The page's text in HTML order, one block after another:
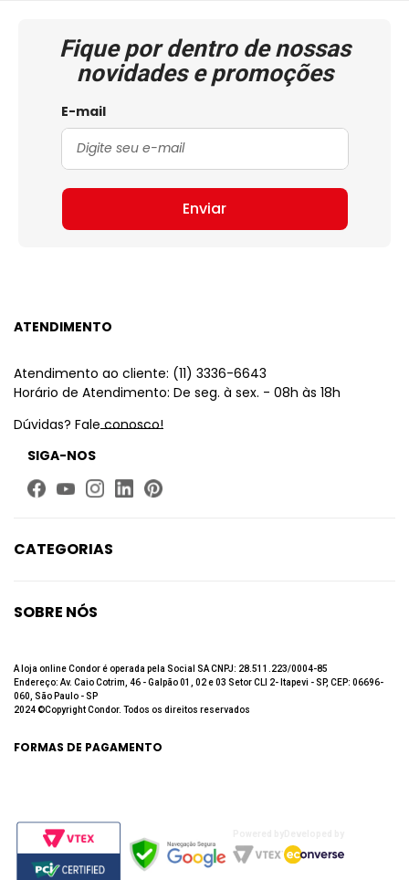
Fique por dentro de nossas
novidades e promoções
E-mail
Enviar
ATENDIMENTO
Atendimento ao cliente: (11) 3336-6643
Horário de Atendimento: De seg. à sex. - 08h às 18h
Dúvidas? Fale conosco!
SIGA-NOS
CATEGORIAS
Higiene Bucal
SOBRE NÓS
Fale Conosco
Trabalhe Conosco
Política de privacidade
Política de Troca e Devolução
A loja online Condor é operada pela Social SA CNPJ: 28.511.223/0004-85
Endereço: Av. Caio Cotrim, 46 - Galpão 01, 02 e 03 Setor CLI 2- Itapevi - SP, CEP: 06696-
060, São Paulo - SP
2024 ©Copyright Condor. Todos os direitos reservados
FORMAS DE PAGAMENTO